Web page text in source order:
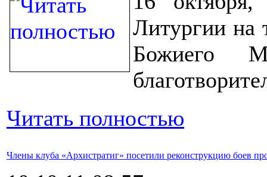
Литургии на
Божиего
Читать полностью
Члены клуба «Архистратиг» посетили реконструкцию боев